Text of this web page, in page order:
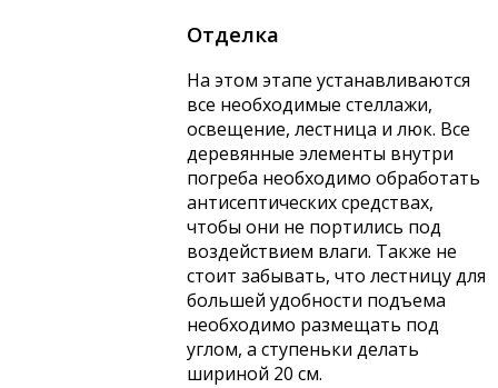
Отделка
На этом этапе устанавливаются
все необходимые стеллажи,
освещение, лестница и люк. Все
деревянные элементы внутри
погреба необходимо обработать
антисептических средствах,
чтобы они не портились под
воздействием влаги. Также не
стоит забывать, что лестницу для
большей удобности подъема
необходимо размещать под
углом, а ступеньки делать
шириной 20 см.